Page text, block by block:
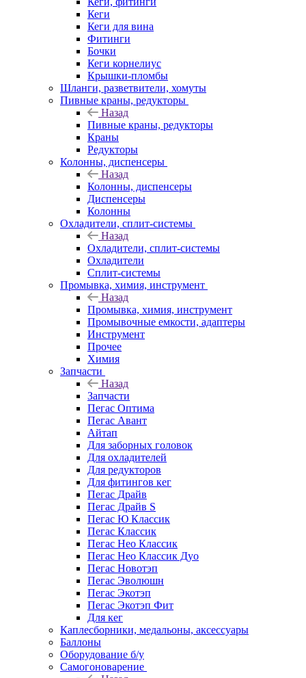
Кеги
Кеги для вина
Фитинги
Бочки
Кеги корнелиус
Крышки-пломбы
Шланги, разветвители, хомуты
Пивные краны, редукторы
Назад
Пивные краны, редукторы
Краны
Редукторы
Колонны, диспенсеры
Назад
Колонны, диспенсеры
Диспенсеры
Колонны
Охладители, сплит-системы
Назад
Охладители, сплит-системы
Охладители
Сплит-системы
Промывка, химия, инструмент
Назад
Промывка, химия, инструмент
Промывочные емкости, адаптеры
Инструмент
Прочее
Химия
Запчасти
Назад
Запчасти
Пегас Оптима
Пегас Авант
Айтап
Для заборных головок
Для охладителей
Для редукторов
Для фитингов кег
Пегас Драйв
Пегас Драйв S
Пегас Ю Классик
Пегас Классик
Пегас Нео Классик
Пегас Нео Классик Дуо
Пегас Новотэп
Пегас Эволюшн
Пегас Экотэп
Пегас Экотэп Фит
Для кег
Каплесборники, медальоны, аксессуары
Баллоны
Оборудование б/у
Самогоноварение